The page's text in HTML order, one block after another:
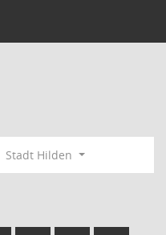
Stadt Hilden